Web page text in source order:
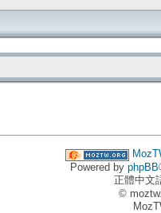
Powered by phpBB
正體中文
©